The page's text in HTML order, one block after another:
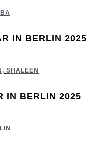
IN BERLIN 2025
, SHALEEN
IN BERLIN 2025